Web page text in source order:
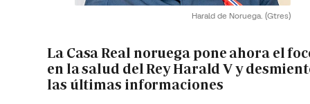
Harald de Noruega. (Gtres)
La Casa Real noruega pone ahora el
en la salud del Rey Harald V y
las últimas informaciones